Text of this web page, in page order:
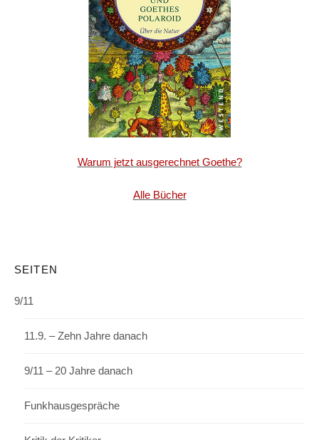
Warum jetzt ausgerechnet Goethe?
Alle Bücher
SEITEN
9/11
11.9. – Zehn Jahre danach
9/11 – 20 Jahre danach
Funkhausgespräche